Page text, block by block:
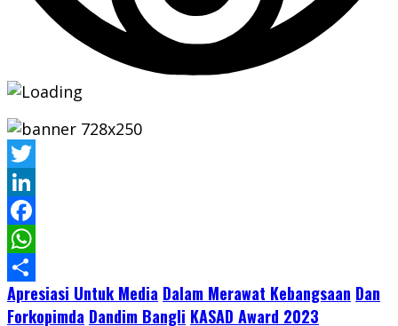
Twitter
LinkedIn
Facebook
WhatsApp
Share
Apresiasi Untuk Media Dalam Merawat Kebangsaan Dan
Forkopimda Dandim Bangli KASAD Award 2023